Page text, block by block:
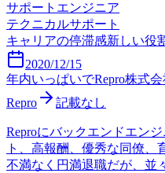
サポートエンジニア
テクニカルサポート
キャリアの停滞感新しい役
2020/12/15
年内いっぱいでRepro株式
Repro
記載なし
Reproにバックエンドエン
ト、高報酬、優秀な同僚、
不満なく円満退職だが、並